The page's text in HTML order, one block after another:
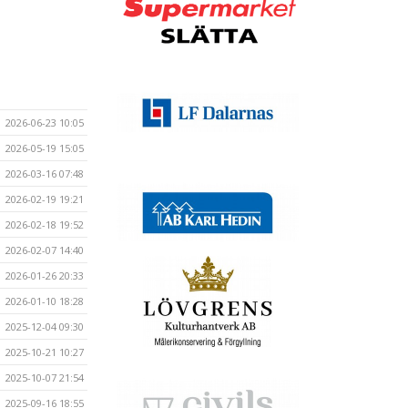
2026-06-23 10:05
2026-05-19 15:05
2026-03-16 07:48
2026-02-19 19:21
2026-02-18 19:52
2026-02-07 14:40
2026-01-26 20:33
2026-01-10 18:28
2025-12-04 09:30
2025-10-21 10:27
2025-10-07 21:54
2025-09-16 18:55